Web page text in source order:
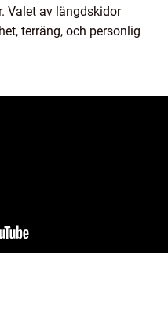
Valet av längdskidor
terräng, och personlig